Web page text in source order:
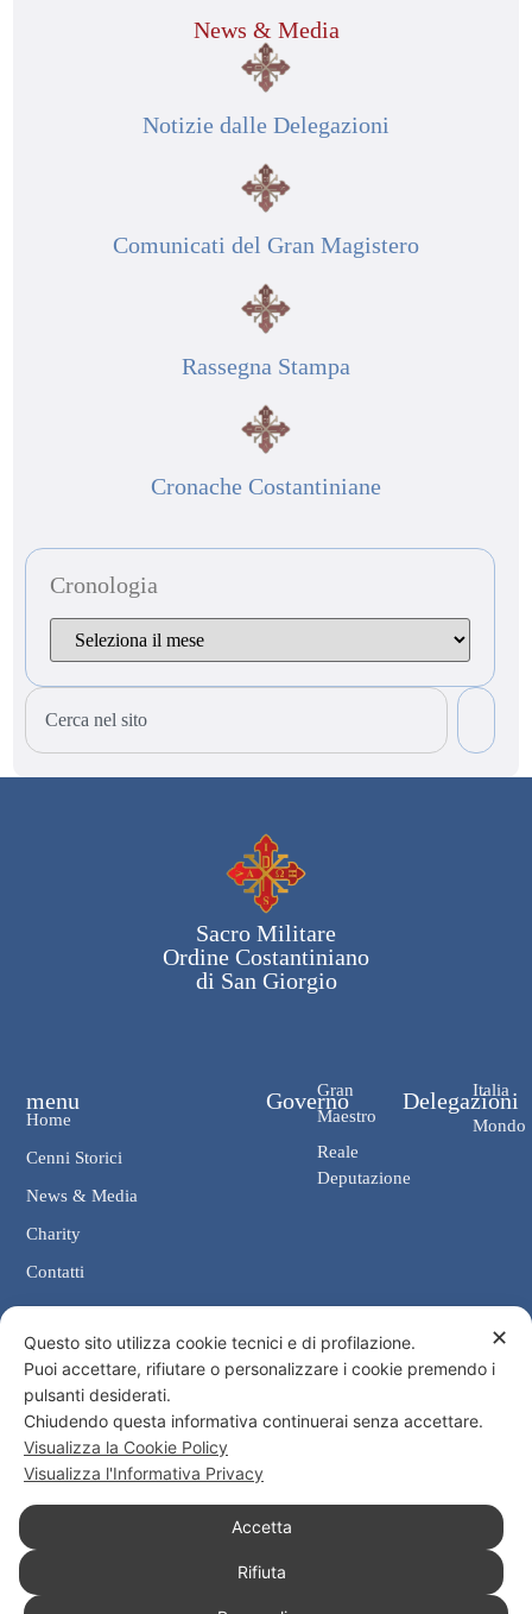
News & Media
Notizie dalle Delegazioni
Comunicati del Gran Magistero
Rassegna Stampa
Cronache Costantiniane
Cronologia
Sacro Militare
Ordine Costantiniano
di San Giorgio
Governo
Gran
Maestro
Reale
Deputazione
Delegazioni
Italia
Mondo
menu
Home
Cenni Storici
News & Media
Charity
Contatti
Contatti
Cancelleria: Via Giosuè Carducci, 4 00187 Roma
eMail: cancelleria@ordine-costantiniano.it
Tel. +39 06 47.41.190 +39 06 48.19.401
Social
✕
Questo sito utilizza cookie tecnici e di profilazione.
Puoi accettare, rifiutare o personalizzare i cookie premendo i
pulsanti desiderati.
Chiudendo questa informativa continuerai senza accettare.
Visualizza la Cookie Policy
Visualizza l'Informativa Privacy
Accetta
Rifiuta